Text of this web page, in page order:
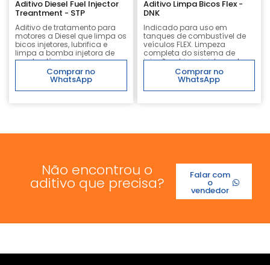
Aditivo Diesel Fuel Injector
Treantment - STP
Aditivo de tratamento para
motores a Diesel que limpa os
bicos injetores, lubrifica e
limpa a bomba injetora de
combustíveis.
Comprar no
WhatsApp
Aditivo Limpa Bicos Flex -
DNK
Indicado para uso em
tanques de combustível de
veículos FLEX. Limpeza
completa do sistema de
injeção e bicos injetores do
Comprar no
WhatsApp
Não encontrou o
aditivo que precisa? Falar com
o
vendedor